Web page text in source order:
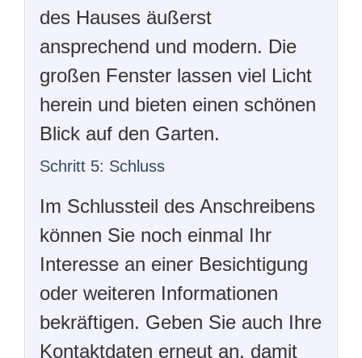
des Hauses äußerst
ansprechend und modern. Die
großen Fenster lassen viel Licht
herein und bieten einen schönen
Blick auf den Garten.
Schritt 5: Schluss
Im Schlussteil des Anschreibens
können Sie noch einmal Ihr
Interesse an einer Besichtigung
oder weiteren Informationen
bekräftigen. Geben Sie auch Ihre
Kontaktdaten erneut an, damit